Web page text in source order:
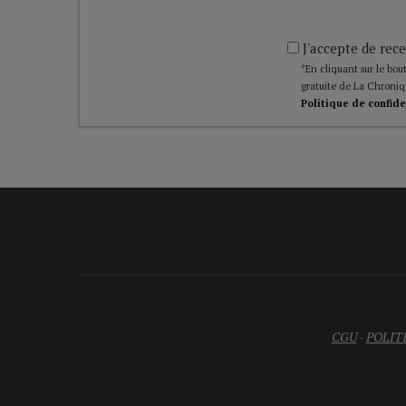
J'accepte de
*En cliquant sur le
gratuite de La
Politique de
CGU-